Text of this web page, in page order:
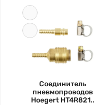
Соединитель
пневмопроводов
Hoegert HT4R821..